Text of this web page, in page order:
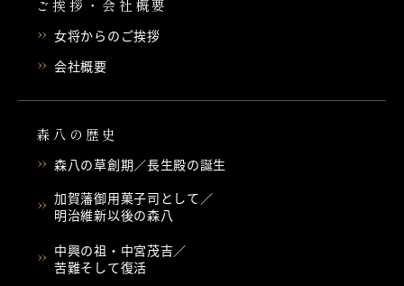
ご挨拶・会社概要
女将からのご挨拶
会社概要
森八の歴史
森八の草創期／長生殿の誕生
加賀藩御用菓子司として／
明治維新以後の森八
中興の祖・中宮茂吉／
苦難そして復活